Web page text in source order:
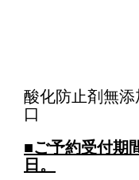
酸化防止剤無
口
■ご予約受付期
日。